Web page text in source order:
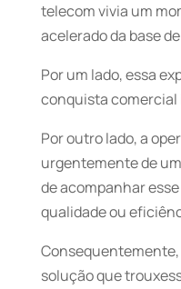
telecom vivia um
acelerado da base
Por um lado, essa
conquista
Por outro lado, a
urgentemente de
de acompanhar
qualidade ou
solução que